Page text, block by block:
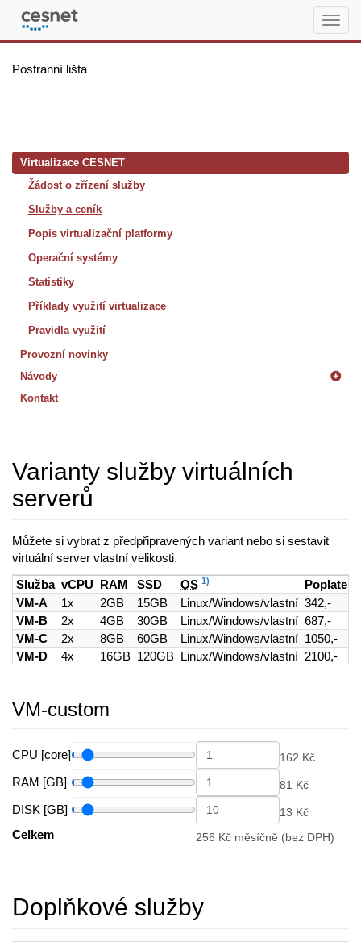
Postranní lišta
Virtualizace CESNET
Žádost o zřízení služby
Služby a ceník
Popis virtualizační platformy
Operační systémy
Statistiky
Příklady využití virtualizace
Pravidla využití
Provozní novinky
Návody
Kontakt
Varianty služby virtuálních
serverů
Můžete si vybrat z předpřipravených variant nebo si sestavit
virtuální server vlastní velikosti.
Služba vCPU RAM SSD OS 1)
Poplatek
VM-A
1x 2GB 15GB Linux/Windows/vlastní 342,-
VM-B
2x 4GB 30GB Linux/Windows/vlastní 687,-
VM-C
2x 8GB 60GB Linux/Windows/vlastní 1050,-
VM-D
4x 16GB 120GB Linux/Windows/vlastní 2100,-
VM-custom
CPU [core] 162 Kč
RAM [GB] 81 Kč
DISK [GB] 13 Kč
Celkem 256 Kč měsíčně (bez DPH)
Doplňkové služby